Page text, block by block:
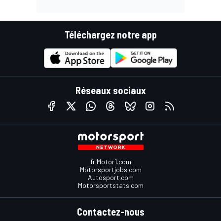
Téléchargez notre app
Réseaux sociaux
fr.Motor1.com
Motorsportjobs.com
Autosport.com
Motorsportstats.com
Contactez-nous